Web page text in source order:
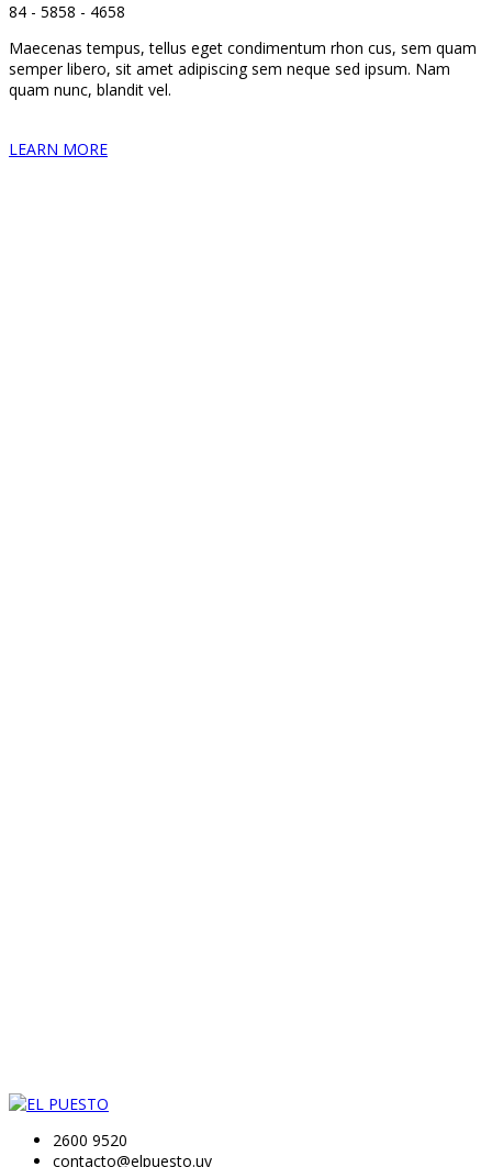
84 - 5858 - 4658
Maecenas tempus, tellus eget condimentum rhon cus, sem quam
semper libero, sit amet adipiscing sem neque sed ipsum. Nam
quam nunc, blandit vel.
LEARN MORE
2600 9520
contacto@elpuesto.uy